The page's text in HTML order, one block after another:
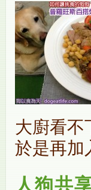
大廚看不
於是再加
人狗共